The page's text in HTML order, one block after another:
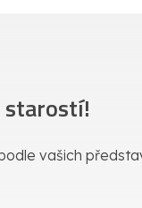
starostí!
vašich